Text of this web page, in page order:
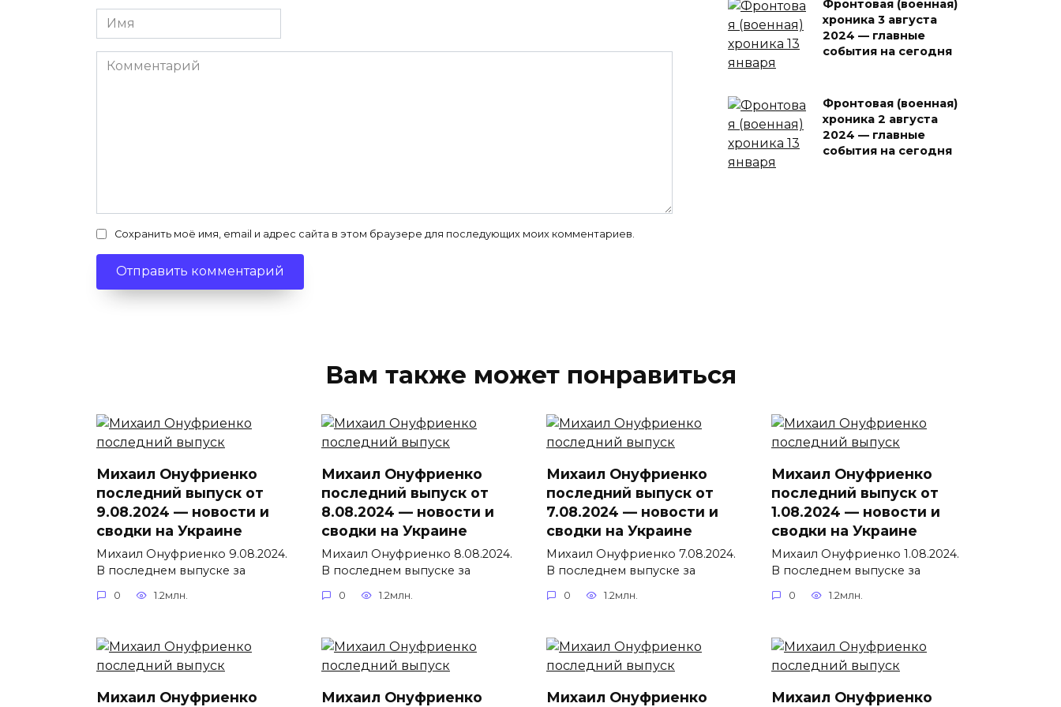
Имя
*
Комментарий
Сохранить моё имя, email и адрес сайта в этом браузере для последующих моих комментариев.
Фронтовая (военная)
хроника 3 августа
2024 — главные
события на сегодня
Фронтовая (военная)
хроника 2 августа
2024 — главные
события на сегодня
Вам также может понравиться
Михаил Онуфриенко
последний выпуск от
9.08.2024 — новости и
сводки на Украине
Михаил Онуфриенко 9.08.2024.
В последнем выпуске за
0 1.2млн.
Михаил Онуфриенко
последний выпуск от
8.08.2024 — новости и
сводки на Украине
Михаил Онуфриенко 8.08.2024.
В последнем выпуске за
0 1.2млн.
Михаил Онуфриенко
последний выпуск от
7.08.2024 — новости и
сводки на Украине
Михаил Онуфриенко 7.08.2024.
В последнем выпуске за
0 1.2млн.
Михаил Онуфриенко
последний выпуск от
1.08.2024 — новости и
сводки на Украине
Михаил Онуфриенко 1.08.2024.
В последнем выпуске за
0 1.2млн.
Михаил Онуфриенко Михаил Онуфриенко Михаил Онуфриенко Михаил Онуфриенко